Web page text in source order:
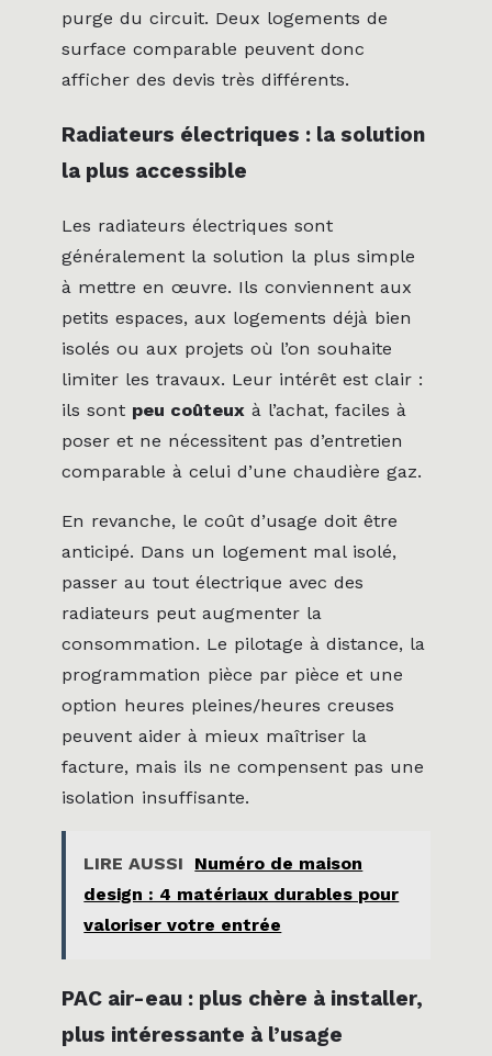
purge du circuit. Deux logements de
surface comparable peuvent donc
afficher des devis très différents.
Radiateurs électriques : la solution
la plus accessible
Les radiateurs électriques sont
généralement la solution la plus simple
à mettre en œuvre. Ils conviennent aux
petits espaces, aux logements déjà bien
isolés ou aux projets où l’on souhaite
limiter les travaux. Leur intérêt est clair :
ils sont peu coûteux à l’achat, faciles à
poser et ne nécessitent pas d’entretien
comparable à celui d’une chaudière gaz.
En revanche, le coût d’usage doit être
anticipé. Dans un logement mal isolé,
passer au tout électrique avec des
radiateurs peut augmenter la
consommation. Le pilotage à distance, la
programmation pièce par pièce et une
option heures pleines/heures creuses
peuvent aider à mieux maîtriser la
facture, mais ils ne compensent pas une
isolation insuffisante.
LIRE AUSSI
Numéro de maison
design : 4 matériaux durables pour
valoriser votre entrée
PAC air-eau : plus chère à installer,
plus intéressante à l’usage